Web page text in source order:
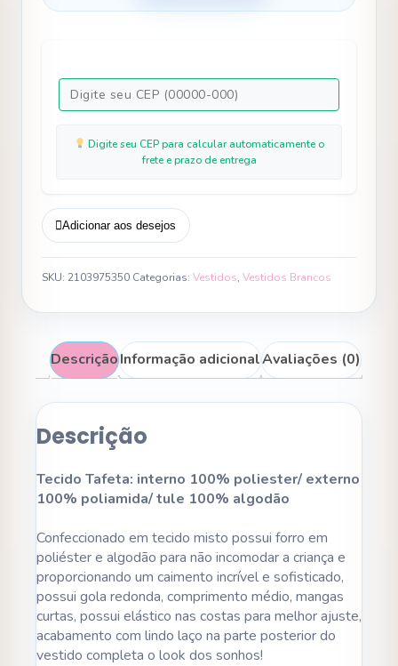
quantidade
Digite seu CEP para calcular automaticamente o
frete e prazo de entrega
Adicionar aos desejos
SKU: 2103975350 Categorias: Vestidos, Vestidos Brancos
DescriçãoInformação adicionalAvaliações (0)
Descrição
Tecido Tafeta: interno 100% poliester/ externo
100% poliamida/ tule 100% algodão
Confeccionado em tecido misto possui forro em
poliéster e algodão para não incomodar a criança e
proporcionando um caimento incrível e sofisticado,
possui gola redonda, comprimento médio, mangas
curtas, possui elástico nas costas para melhor ajuste,
acabamento com lindo laço na parte posterior do
vestido completa o look dos sonhos!